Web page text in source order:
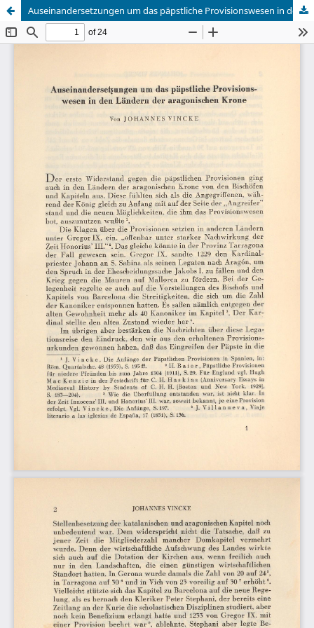
Auseinandersetzungen um das päpstliche Provisionswesen in den Ländern der aragonischen Krone